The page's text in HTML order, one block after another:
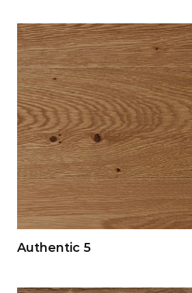
Authentic 5